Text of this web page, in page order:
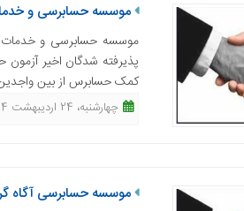
موسسه حسابرسی و
موسسه حسابرسی و خدمات
پذیرفته شدگان اخیر
کمک حسابرس از بین
چهارشنبه، 24 اردیبهشت 1404 - 15:35
موسسه حسابرسی آگاه گر